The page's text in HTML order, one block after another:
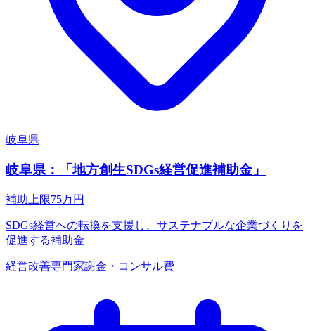
岐阜県
岐阜県：「地方創生SDGs経営促進補助金」
補助上限75万円
SDGs経営への転換を支援し、サステナブルな企業づくりを
促進する補助金
経営改善専門家謝金・コンサル費